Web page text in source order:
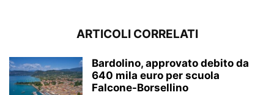
ARTICOLI CORRELATI
Bardolino, approvato debito da
640 mila euro per scuola
Falcone-Borsellino